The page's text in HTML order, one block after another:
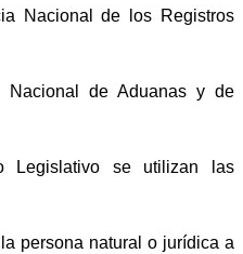
Nacional de los Registros
Nacional de Aduanas y de
Legislativo se utilizan las
persona natural o jurídica a